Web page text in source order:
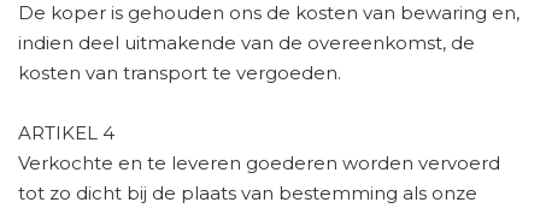
De koper is gehouden ons de kosten van bewaring en,
indien deel uitmakende van de overeenkomst, de
kosten van transport te vergoeden.
ARTIKEL 4
Verkochte en te leveren goederen worden vervoerd
tot zo dicht bij de plaats van bestemming als onze